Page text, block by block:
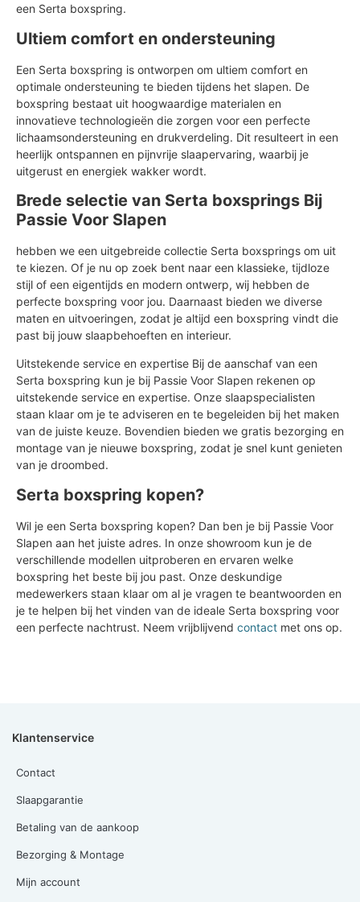
een Serta boxspring.
Ultiem comfort en ondersteuning
Een Serta boxspring is ontworpen om ultiem comfort en
optimale ondersteuning te bieden tijdens het slapen. De
boxspring bestaat uit hoogwaardige materialen en
innovatieve technologieën die zorgen voor een perfecte
lichaamsondersteuning en drukverdeling. Dit resulteert in een
heerlijk ontspannen en pijnvrije slaapervaring, waarbij je
uitgerust en energiek wakker wordt.
Brede selectie van Serta boxsprings Bij
Passie Voor Slapen
hebben we een uitgebreide collectie Serta boxsprings om uit
te kiezen. Of je nu op zoek bent naar een klassieke, tijdloze
stijl of een eigentijds en modern ontwerp, wij hebben de
perfecte boxspring voor jou. Daarnaast bieden we diverse
maten en uitvoeringen, zodat je altijd een boxspring vindt die
past bij jouw slaapbehoeften en interieur.
Uitstekende service en expertise Bij de aanschaf van een
Serta boxspring kun je bij Passie Voor Slapen rekenen op
uitstekende service en expertise. Onze slaapspecialisten
staan klaar om je te adviseren en te begeleiden bij het maken
van de juiste keuze. Bovendien bieden we gratis bezorging en
montage van je nieuwe boxspring, zodat je snel kunt genieten
van je droombed.
Serta boxspring kopen?
Wil je een Serta boxspring kopen? Dan ben je bij Passie Voor
Slapen aan het juiste adres. In onze showroom kun je de
verschillende modellen uitproberen en ervaren welke
boxspring het beste bij jou past. Onze deskundige
medewerkers staan klaar om al je vragen te beantwoorden en
je te helpen bij het vinden van de ideale Serta boxspring voor
een perfecte nachtrust. Neem vrijblijvend contact met ons op.
Klantenservice
Contact
Slaapgarantie
Betaling van de aankoop
Bezorging & Montage
Mijn account